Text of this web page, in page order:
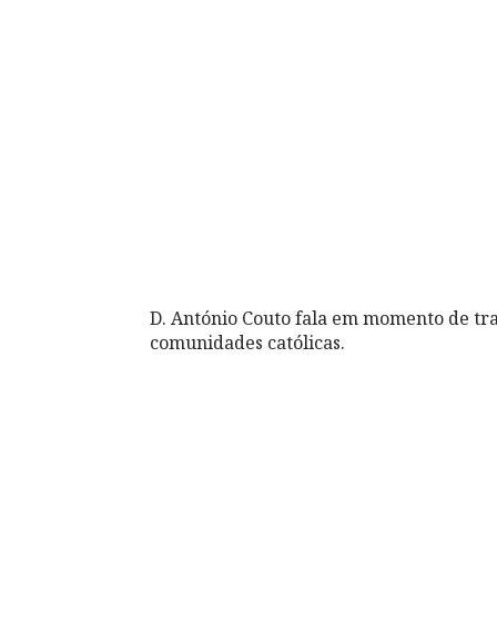
D. António Couto fala em momento de
comunidades católicas.